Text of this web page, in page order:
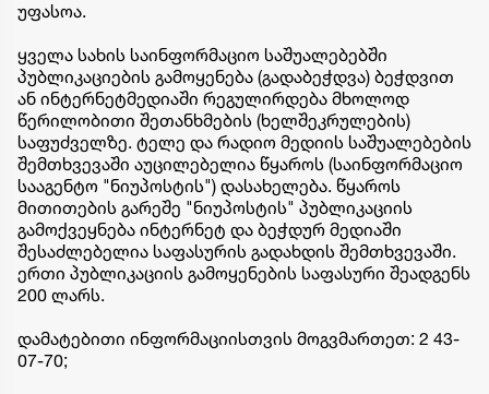
უფასოა.
ყველა სახის საინფორმაციო საშუალებებში
პუბლიკაციების გამოყენება (გადაბეჭდვა) ბეჭდვით
ან ინტერნეტმედიაში რეგულირდება მხოლოდ
წერილობითი შეთანხმების (ხელშეკრულების)
საფუძველზე. ტელე და რადიო მედიის საშუალებების
შემთხვევაში აუცილებელია წყაროს (საინფორმაციო
სააგენტო "ნიუპოსტის") დასახელება. წყაროს
მითითების გარეშე "ნიუპოსტის" პუბლიკაციის
გამოქვეყნება ინტერნეტ და ბეჭდურ მედიაში
შესაძლებელია საფასურის გადახდის შემთხვევაში.
ერთი პუბლიკაციის გამოყენების საფასური შეადგენს
200 ლარს.
დამატებითი ინფორმაციისთვის მოგვმართეთ: 2 43-
07-70;